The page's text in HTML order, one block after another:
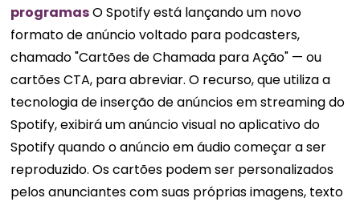
programasO Spotify está lançando um novo
formato de anúncio voltado para podcasters,
chamado "Cartões de Chamada para Ação" — ou
cartões CTA, para abreviar. O recurso, que utiliza a
tecnologia de inserção de anúncios em streaming do
Spotify, exibirá um anúncio visual no aplicativo do
Spotify quando o anúncio em áudio começar a ser
reproduzido. Os cartões podem ser personalizados
pelos anunciantes com suas próprias imagens, texto